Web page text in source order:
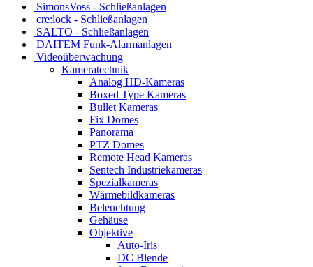
SimonsVoss - Schließanlagen
cre:lock - Schließanlagen
SALTO - Schließanlagen
DAITEM Funk-Alarmanlagen
Videoüberwachung
Kameratechnik
Analog HD-Kameras
Boxed Type Kameras
Bullet Kameras
Fix Domes
Panorama
PTZ Domes
Remote Head Kameras
Sentech Industriekameras
Spezialkameras
Wärmebildkameras
Beleuchtung
Gehäuse
Objektive
Auto-Iris
DC Blende